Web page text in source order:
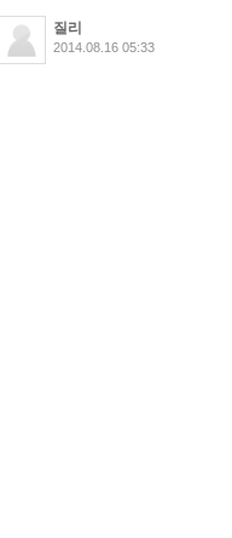
질리
2014.08.16 05:33